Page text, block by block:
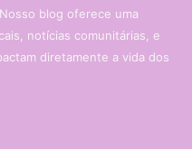
blog oferece uma
notícias comunitárias, e
diretamente a vida dos